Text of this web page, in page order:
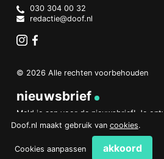
Netherlands
030 304 00 32
redactie@doof.nl
© 2026 Alle rechten voorbehouden
nieuwsbrief
Meld je aan voor de nieuwsbrief! Je
een overzicht van het belangrijkste
aanmelden
Doof.nl maakt gebruik van cookies.
Cookies aanpassen akkoord